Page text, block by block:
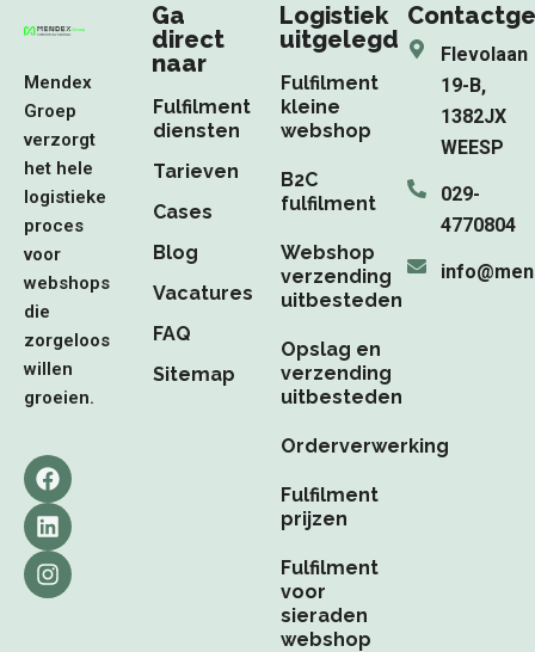
Mendex
Groep
verzorgt
het hele
logistieke
proces
voor
webshops
die
zorgeloos
willen
groeien.
F
a
c
e
b
o
L
i
n
k
e
d
I
n
s
t
a
g
Ga
direct
naar
Fulfilment
diensten
Tarieven
Cases
Blog
Vacatures
FAQ
Sitemap
Logistiek
uitgelegd
Fulfilment
kleine
webshop
B2C
fulfilment
Webshop
verzending
uitbesteden
Opslag en
verzending
uitbesteden
Orderverwerking
Fulfilment
prijzen
Fulfilment
voor
sieraden
webshop
Flevolaan
19-B,
1382JX
WEESP
029-
4770804